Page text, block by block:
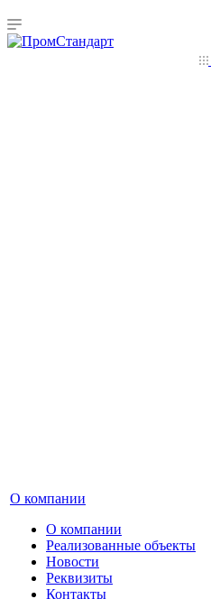
О компании
О компании
Реализованные объекты
Новости
Реквизиты
Контакты